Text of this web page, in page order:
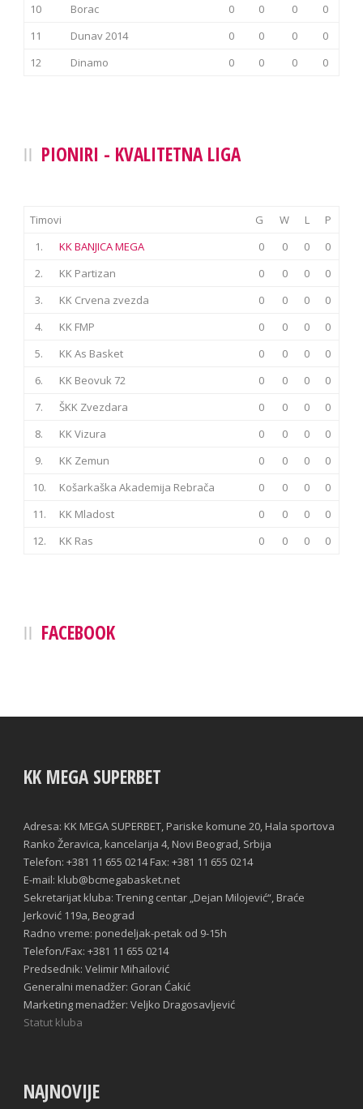
10
Borac 0 0 0
0
11
Dunav 2014 0 0 0
0
12
Dinamo 0 0 0 0
PIONIRI - KVALITETNA LIGA
Timovi G W L
P
1.
KK BANJICA MEGA 0 0 0
0
2.
KK Partizan 0 0 0
0
3.
KK Crvena zvezda 0 0 0
0
4.
KK FMP 0 0 0
0
5.
KK As Basket 0 0 0
0
6.
KK Beovuk 72 0 0 0
0
7.
ŠKK Zvezdara 0 0 0
0
8.
KK Vizura 0 0 0
0
9.
KK Zemun 0 0 0
0
10.
Košarkaška Akademija Rebrača 0 0 0
0
11.
KK Mladost 0 0 0
0
12.
KK Ras 0 0 0 0
FACEBOOK
KK MEGA SUPERBET
Adresa: KK MEGA SUPERBET, Pariske komune 20, Hala sportova
Ranko Žeravica, kancelarija 4, Novi Beograd, Srbija
Telefon: +381 11 655 0214 Fax: +381 11 655 0214
E-mail: klub@bcmegabasket.net
Sekretarijat kluba: Trening centar „Dejan Milojević“, Braće
Jerković 119a, Beograd
Radno vreme: ponedeljak-petak od 9-15h
Telefon/Fax: +381 11 655 0214
Predsednik: Velimir Mihailović
Generalni menadžer: Goran Ćakić
Marketing menadžer: Veljko Dragosavljević
Statut kluba
NAJNOVIJE